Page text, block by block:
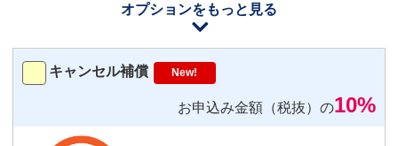
オプションをもっと見る
－
Android用 －
キャンセル補償 New!
お申込み金額（税抜）の10%